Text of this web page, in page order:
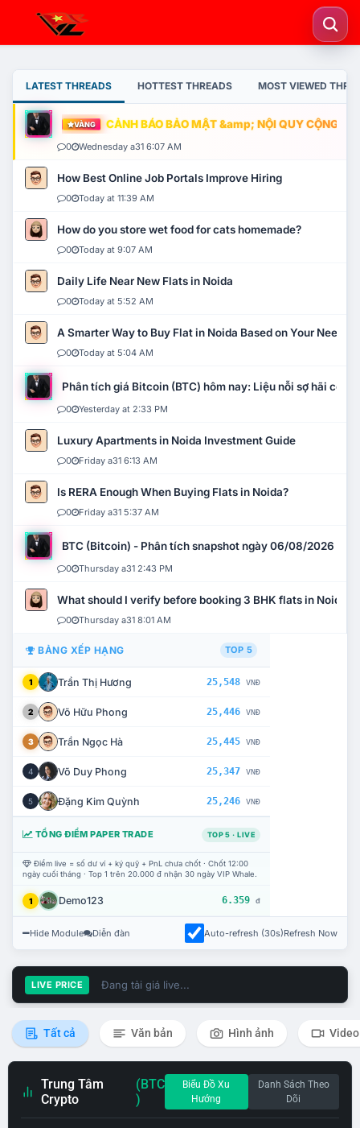
LATEST THREADS HOTTEST THREADS MOST VIEWED
VÀNG CẢNH BÁO BẢO MẬT &amp; NỘI QUY CỘNG
0 Wednesday a31 6:07 AM
How Best Online Job Portals Improve Hiring
0 Today at 11:39 AM
How do you store wet food for cats homemade?
0 Today at 9:07 AM
Daily Life Near New Flats in Noida
0 Today at 5:52 AM
A Smarter Way to Buy Flat in Noida Based on Your Needs
0 Today at 5:04 AM
Phân tích giá Bitcoin (BTC) hôm nay: Liệu nỗi sợ hãi có
0 Yesterday at 2:33 PM
Luxury Apartments in Noida Investment Guide
0 Friday a31 6:13 AM
Is RERA Enough When Buying Flats in Noida?
0 Friday a31 5:37 AM
BTC (Bitcoin) - Phân tích snapshot ngày 06/08/2026
0 Thursday a31 2:43 PM
What should I verify before booking 3 BHK flats in Noida?
0 Thursday a31 8:01 AM
BẢNG XẾP HẠNG TOP 5
1 Trần Thị Hương 25,548 VNĐ
2 Võ Hữu Phong 25,446 VNĐ
3 Trần Ngọc Hà 25,445 VNĐ
4 Võ Duy Phong 25,347 VNĐ
5 Đặng Kim Quỳnh 25,246 VNĐ
TỔNG ĐIỂM PAPER TRADE TOP 5 · LIVE
Điểm live = số dư ví + ký quỹ + PnL chưa chốt · Chốt 12:00
ngày cuối tháng · Top 1 trên 20.000 đ nhận 30 ngày VIP Whale.
1 Demo123 6.359 đ
Hide Module Diễn đàn Auto-refresh (30s)Refresh Now
LIVE PRICE Đang tải giá live...
Tất cả Văn bản Hình ảnh Video
Trung Tâm
Crypto
(BTC
)
Biểu Đồ Xu
Hướng
Danh Sách Theo
Dõi